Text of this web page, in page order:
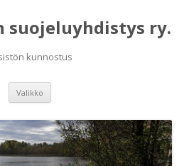
suojeluyhdistys ry.
kunnostus
Valikko